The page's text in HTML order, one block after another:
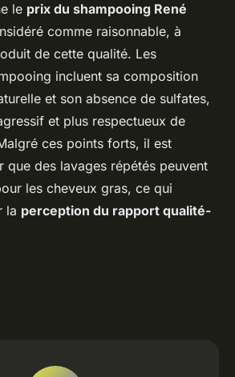
le prix du shampooing René
comme raisonnable, à
de cette qualité. Les
incluent sa composition
et son absence de sulfates,
et plus respectueux de
ces points forts, il est
que des lavages répétés peuvent
les cheveux gras, ce qui
la perception du rapport qualité-